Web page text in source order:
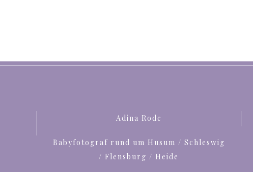
Adina Rode
Babyfotograf rund um Husum / Schleswig
/ Flensburg / Heide